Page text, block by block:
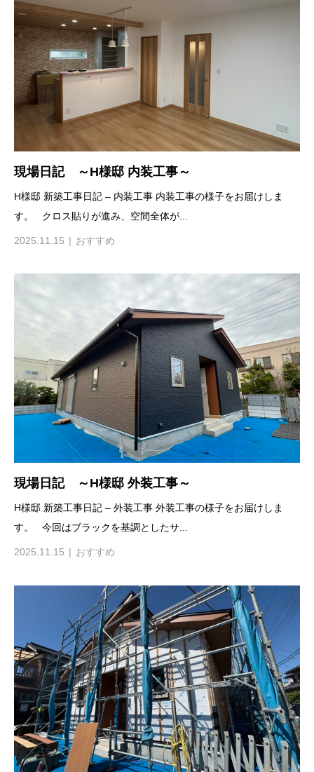
現場日記 ～H様邸 内装工事～
H様邸 新築工事日記 – 内装工事 内装工事の様子をお届けしま
す。 クロス貼りが進み、空間全体が...
2025.11.15 おすすめ
現場日記 ～H様邸 外装工事～
H様邸 新築工事日記 – 外装工事 外装工事の様子をお届けしま
す。 今回はブラックを基調としたサ...
2025.11.15 おすすめ